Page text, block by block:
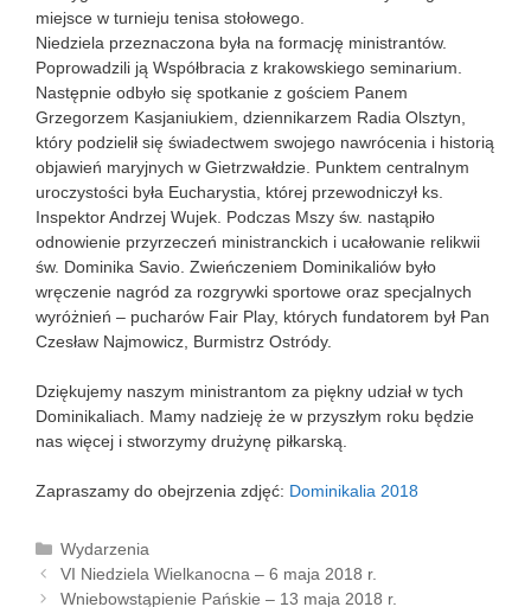
miejsce w turnieju tenisa stołowego.
Niedziela przeznaczona była na formację ministrantów.
Poprowadzili ją Współbracia z krakowskiego seminarium.
Następnie odbyło się spotkanie z gościem Panem
Grzegorzem Kasjaniukiem, dziennikarzem Radia Olsztyn,
który podzielił się świadectwem swojego nawrócenia i historią
objawień maryjnych w Gietrzwałdzie. Punktem centralnym
uroczystości była Eucharystia, której przewodniczył ks.
Inspektor Andrzej Wujek. Podczas Mszy św. nastąpiło
odnowienie przyrzeczeń ministranckich i ucałowanie relikwii
św. Dominika Savio. Zwieńczeniem Dominikaliów było
wręczenie nagród za rozgrywki sportowe oraz specjalnych
wyróżnień – pucharów Fair Play, których fundatorem był Pan
Czesław Najmowicz, Burmistrz Ostródy.
Dziękujemy naszym ministrantom za piękny udział w tych
Dominikaliach. Mamy nadzieję że w przyszłym roku będzie
nas więcej i stworzymy drużynę piłkarską.
Zapraszamy do obejrzenia zdjęć: Dominikalia 2018
K
a
t
Wydarzenia
Z
o
VI Niedziela Wielkanocna – 6 maja 2018 r.
Wniebowstąpienie Pańskie – 13 maja 2018 r.